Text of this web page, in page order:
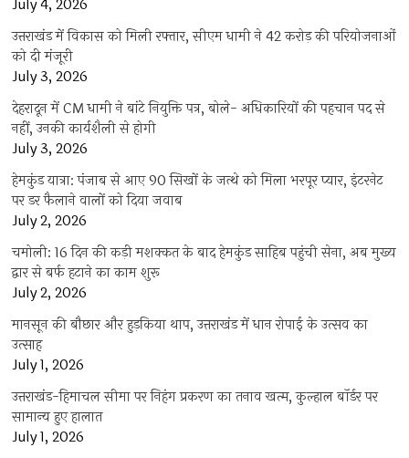
July 4, 2026
उत्तराखंड में विकास को मिली रफ्तार, सीएम धामी ने 42 करोड़ की परियोजनाओं
को दी मंजूरी
July 3, 2026
देहरादून में CM धामी ने बांटे नियुक्ति पत्र, बोले- अधिकारियों की पहचान पद से
नहीं, उनकी कार्यशैली से होगी
July 3, 2026
हेमकुंड यात्रा: पंजाब से आए 90 सिखों के जत्थे को मिला भरपूर प्यार, इंटरनेट
पर डर फैलाने वालों को दिया जवाब
July 2, 2026
चमोली: 16 दिन की कड़ी मशक्कत के बाद हेमकुंड साहिब पहुंची सेना, अब मुख्य
द्वार से बर्फ हटाने का काम शुरू
July 2, 2026
मानसून की बौछार और हुड़किया थाप, उत्तराखंड में धान रोपाई के उत्सव का
उत्साह
July 1, 2026
उत्तराखंड-हिमाचल सीमा पर निहंग प्रकरण का तनाव खत्म, कुल्हाल बॉर्डर पर
सामान्य हुए हालात
July 1, 2026